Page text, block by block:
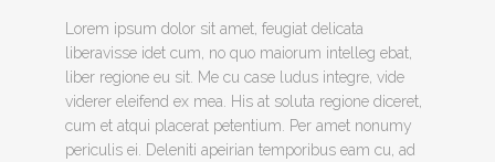
Lorem ipsum dolor sit amet, feugiat delicata
liberavisse idet cum, no quo maiorum intelleg ebat,
liber regione eu sit. Me cu case ludus integre, vide
viderer eleifend ex mea. His at soluta regione diceret,
cum et atqui placerat petentium. Per amet nonumy
periculis ei. Deleniti apeirian temporibus eam cu, ad